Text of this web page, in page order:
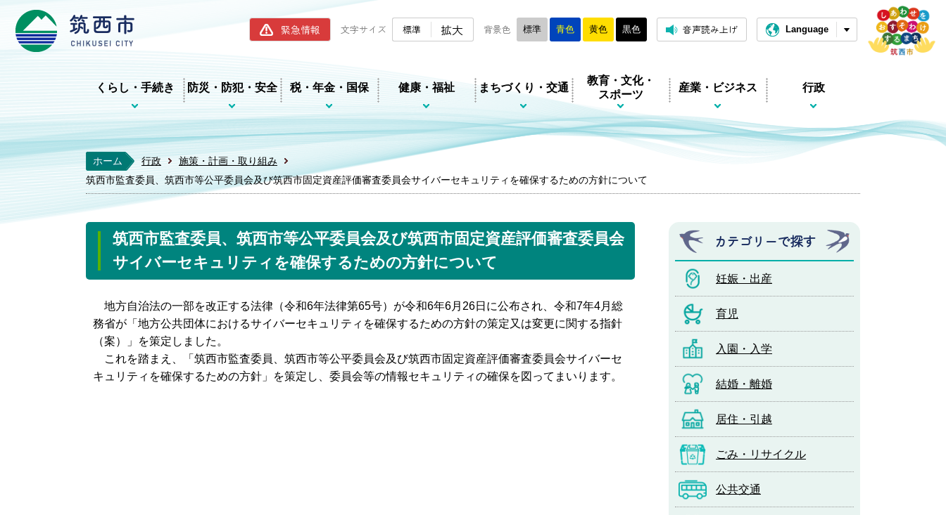
筑西市ホームページ
緊急情報 文字サイズ 標準 拡大 背景色 標準 青色 黄色 黒色 音声読み上げ Language
くらし・手続き 防災・防犯・安全 税・年金・国保 健康・福祉 まちづくり・交通
教育・文化・
スポーツ
産業・ビジネス 行政
ホーム 行政
施策・計画・取り組み
筑西市監査委員、筑西市等公平委員会及び筑西市固定資産評価審査委員会サイバーセキュリティを確保するための方針について
筑西市監査委員、筑西市等公平委員会及び筑西市固定資産評価審査委員会
サイバーセキュリティを確保するための方針について
地方自治法の一部を改正する法律（令和6年法律第65号）が令和6年6月26日に公布され、令和7年4月総
務省が「地方公共団体におけるサイバーセキュリティを確保するための方針の策定又は変更に関する指針
（案）」を策定しました。
これを踏まえ、「筑西市監査委員、筑西市等公平委員会及び筑西市固定資産評価審査委員会サイバーセ
キュリティを確保するための方針」を策定し、委員会等の情報セキュリティの確保を図ってまいります。
カテゴリーで探す
妊娠・出産
育児
入園・入学
結婚・離婚
居住・引越
ごみ・リサイクル
公共交通